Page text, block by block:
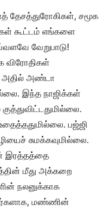
தேசத்துரோகிகள், சமூக
கூட்டம் எங்களை
வேறுபாடு!
விரோதிகள்
அதில் அண்டா
இந்த நாஜிக்கள்
பஜ்ஜி
சுமக்கவுமில்லை.
இரத்தத்தை
மீது அக்கறை
நலனுக்காக
மண்ணின்